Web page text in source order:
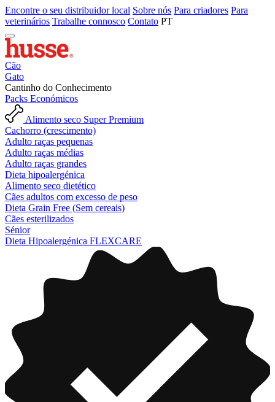
Encontre o seu distribuidor local Sobre nós Para criadores Para
veterinários Trabalhe connosco Contato PT
Cão
Gato
Cantinho do Conhecimento
Packs Económicos
Alimento seco Super Premium
Cachorro (crescimento)
Adulto raças pequenas
Adulto raças médias
Adulto raças grandes
Dieta hipoalergénica
Alimento seco dietético
Cães adultos com excesso de peso
Dieta Grain Free (Sem cereais)
Cães esterilizados
Sénior
Dieta Hipoalergénica FLEXCARE